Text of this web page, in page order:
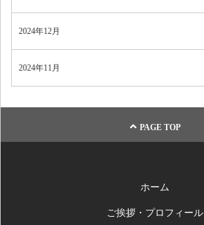
2024年12月
2024年11月
PAGE TOP
ホーム
ご挨拶・プロフィール